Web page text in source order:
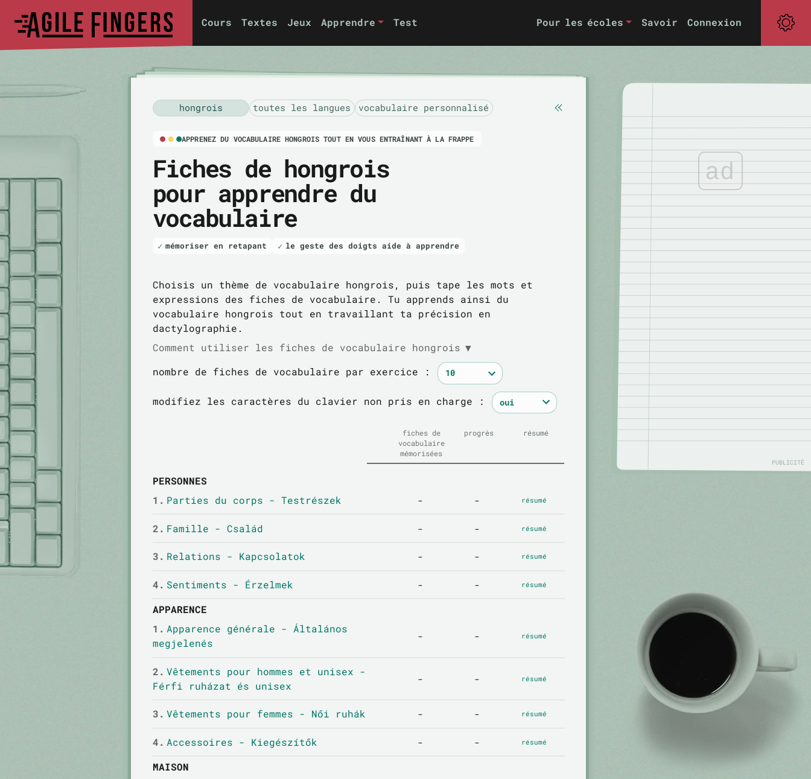
Cours Textes Jeux Apprendre Test Pour les écoles Savoir Connexion
hongrois toutes les langues vocabulaire personnalisé
APPRENEZ DU VOCABULAIRE HONGROIS TOUT EN VOUS ENTRAÎNANT À LA FRAPPE
Fiches de hongrois
pour apprendre du
vocabulaire
mémoriser en retapant le geste des doigts aide à apprendre
Choisis un thème de vocabulaire hongrois, puis tape les mots et
expressions des fiches de vocabulaire. Tu apprends ainsi du
vocabulaire hongrois tout en travaillant ta précision en
dactylographie.
Comment utiliser les fiches de vocabulaire hongrois ▼
nombre de fiches de vocabulaire par exercice :
modifiez les caractères du clavier non pris en charge :
fiches de
vocabulaire
mémorisées
progrès résumé
PERSONNES
1. Parties du corps - Testrészek - - résumé
2. Famille - Család - - résumé
3. Relations - Kapcsolatok - - résumé
4. Sentiments - Érzelmek - - résumé
APPARENCE
1. Apparence générale - Általános
megjelenés
- - résumé
2. Vêtements pour hommes et unisex -
Férfi ruházat és unisex
- - résumé
3. Vêtements pour femmes - Női ruhák - - résumé
4. Accessoires - Kiegészítők - - résumé
MAISON
ad
PUBLICITÉ